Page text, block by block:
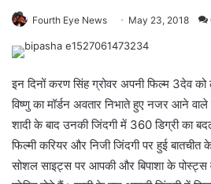
Fourth Eye News May 23, 2018
इन दिनों करण सिंह ग्रोवर अपनी फिल्म 3देव
विष्णु का मॉर्डन अवतार निभाते हुए नजर आने
शादी के बाद उनकी जिंदगी में 360 डिग्री का
फिल्मी करियर और निजी जिंदगी पर हुई
सोशल साइट्स पर आपकी और बिपाशा के